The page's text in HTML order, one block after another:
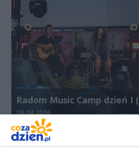
Radom Music Camp dzień I
Data dodania galerii:
08.08.2026